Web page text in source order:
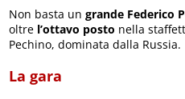
Non basta ungrande Federico
oltre l’ottavo posto nella
Pechino, dominata dalla Russia.
La gara